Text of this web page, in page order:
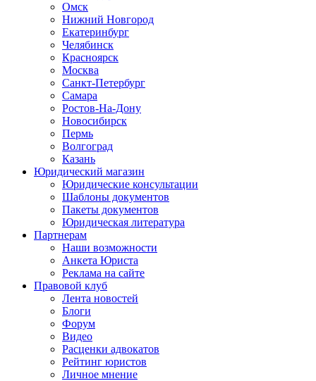
Омск
Нижний Новгород
Екатеринбург
Челябинск
Красноярск
Москва
Санкт-Петербург
Самара
Ростов-На-Дону
Новосибирск
Пермь
Волгоград
Казань
Юридический магазин
Юридические консультации
Шаблоны документов
Пакеты документов
Юридическая литература
Партнерам
Наши возможности
Анкета Юриста
Реклама на сайте
Правовой клуб
Лента новостей
Блоги
Форум
Видео
Расценки адвокатов
Рейтинг юристов
Личное мнение